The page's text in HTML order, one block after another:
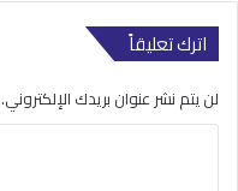
اترك تعليقاً
لن يتم نشر عنوان بريدك الإلكتروني.